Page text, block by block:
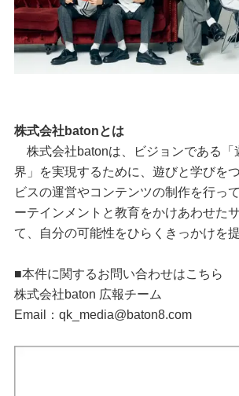
株式会社batonとは
株式会社batonは、ビジョンである「
界」を実現するために、遊びと学びを
ビスの運営やコンテンツの制作を行っ
ーテインメントと教育をかけあわせた
て、自分の可能性をひらくきっかけを提
■本件に関するお問い合わせはこちら
株式会社baton 広報チーム
Email：qk_media@baton8.com